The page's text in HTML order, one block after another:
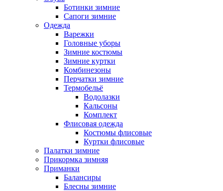
Ботинки зимние
Сапоги зимние
Одежда
Варежки
Головные уборы
Зимние костюмы
Зимние куртки
Комбинезоны
Перчатки зимние
Термобельё
Водолазки
Кальсоны
Комплект
Флисовая одежда
Костюмы флисовые
Куртки флисовые
Палатки зимние
Прикормка зимняя
Приманки
Балансиры
Блесны зимние